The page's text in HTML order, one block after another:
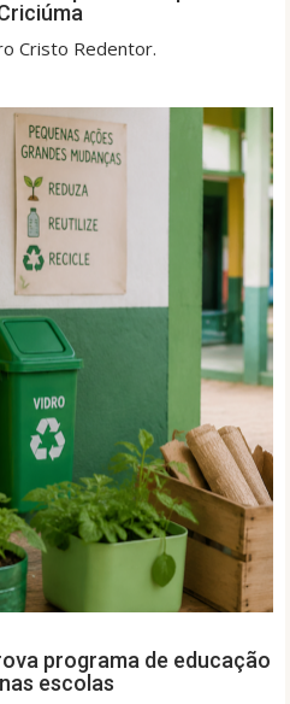
Cristo Redentor.
programa de educação
escolas